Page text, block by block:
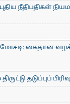
நீதிபதிகள்
மோசடி: கைதான
தடுப்புப்